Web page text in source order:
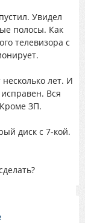
Увидел
полосы. Как
телевизора с
лет. И
Вся
ЗП.
диск с 7-кой.